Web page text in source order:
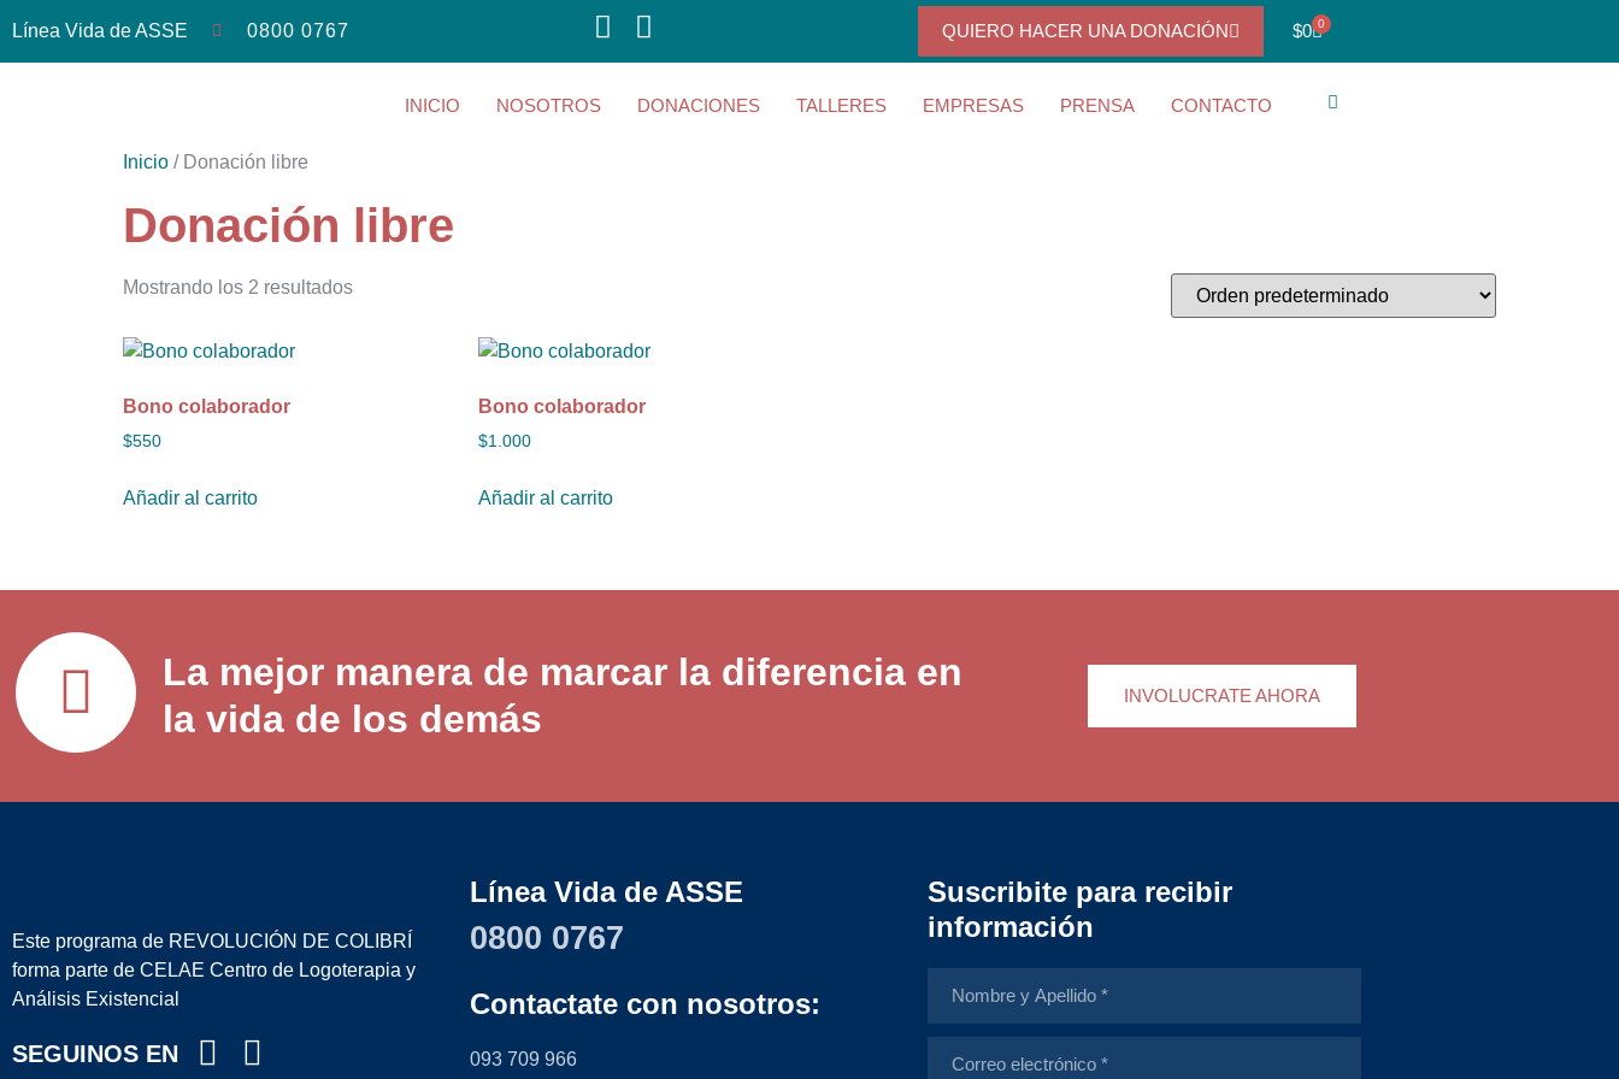
Línea Vida de ASSE 0800 0767 QUIERO HACER UNA DONACIÓN $0 0
INICIO NOSOTROS DONACIONES TALLERES EMPRESAS PRENSA CONTACTO
Inicio / Donación libre
Donación libre
Mostrando los 2 resultados
Bono colaborador
$550
Añadir al carrito
Bono colaborador
$1.000
Añadir al carrito
La mejor manera de marcar la diferencia en
la vida de los demás
INVOLUCRATE AHORA
Este programa de REVOLUCIÓN DE COLIBRÍ
forma parte de CELAE Centro de Logoterapia y
Análisis Existencial
SEGUINOS EN
Línea Vida de ASSE
0800 0767
Contactate con nosotros:
093 709 966
Suscribite para recibir
información